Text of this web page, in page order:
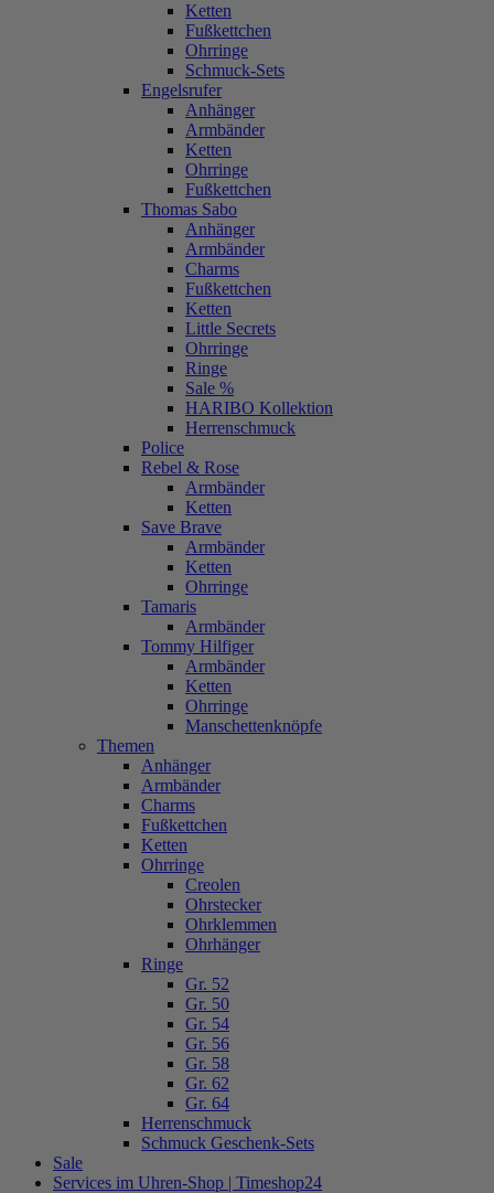
Ketten
Fußkettchen
Ohrringe
Schmuck-Sets
Engelsrufer
Anhänger
Armbänder
Ketten
Ohrringe
Fußkettchen
Thomas Sabo
Anhänger
Armbänder
Charms
Fußkettchen
Ketten
Little Secrets
Ohrringe
Ringe
Sale %
HARIBO Kollektion
Herrenschmuck
Police
Rebel & Rose
Armbänder
Ketten
Save Brave
Armbänder
Ketten
Ohrringe
Tamaris
Armbänder
Tommy Hilfiger
Armbänder
Ketten
Ohrringe
Manschettenknöpfe
Themen
Anhänger
Armbänder
Charms
Fußkettchen
Ketten
Ohrringe
Creolen
Ohrstecker
Ohrklemmen
Ohrhänger
Ringe
Gr. 52
Gr. 50
Gr. 54
Gr. 56
Gr. 58
Gr. 62
Gr. 64
Herrenschmuck
Schmuck Geschenk-Sets
Sale
Services im Uhren-Shop | Timeshop24